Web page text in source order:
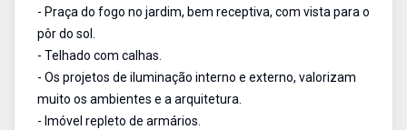
- Praça do fogo no jardim, bem receptiva, com vista para o
pôr do sol.
- Telhado com calhas.
- Os projetos de iluminação interno e externo, valorizam
muito os ambientes e a arquitetura.
- Imóvel repleto de armários.